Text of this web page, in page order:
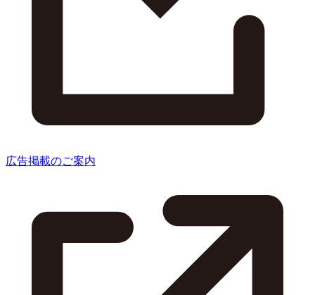
広告掲載のご案内